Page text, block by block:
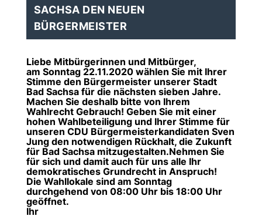
SACHSA DEN NEUEN
BÜRGERMEISTER
Liebe Mitbürgerinnen und Mitbürger,
am Sonntag 22.11.2020 wählen Sie mit Ihrer
Stimme den Bürgermeister unserer Stadt
Bad Sachsa für die nächsten sieben Jahre.
Machen Sie deshalb bitte von Ihrem
Wahlrecht Gebrauch! Geben Sie mit einer
hohen Wahlbeteiligung und Ihrer Stimme für
unseren CDU Bürgermeisterkandidaten Sven
Jung den notwendigen Rückhalt, die Zukunft
für Bad Sachsa mitzugestalten.Nehmen Sie
für sich und damit auch für uns alle Ihr
demokratisches Grundrecht in Anspruch!
Die Wahllokale sind am Sonntag
durchgehend von 08:00 Uhr bis 18:00 Uhr
geöffnet.
Ihr